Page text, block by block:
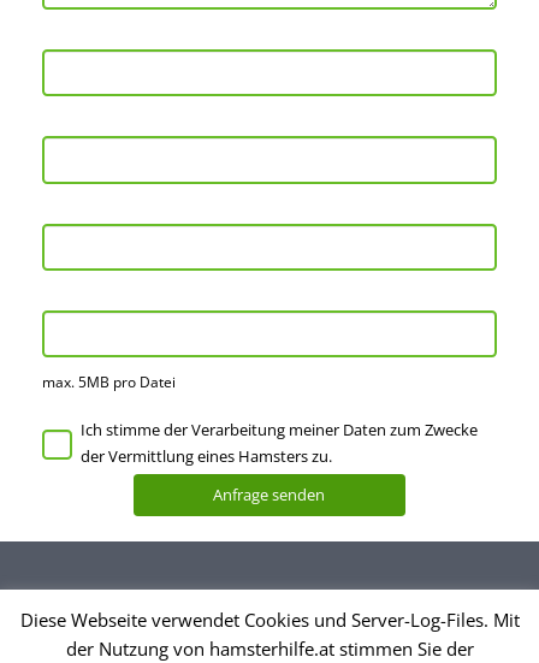
max. 5MB pro Datei
Ich stimme der Verarbeitung meiner Daten zum Zwecke
der Vermittlung eines Hamsters zu.
Diese Webseite verwendet Cookies und Server-Log-Files. Mit
der Nutzung von hamsterhilfe.at stimmen Sie der